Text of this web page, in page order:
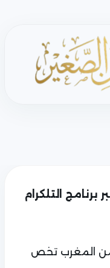
مجموعة منتظرات4 عبر برنامج التلكرام
المغرب تخص